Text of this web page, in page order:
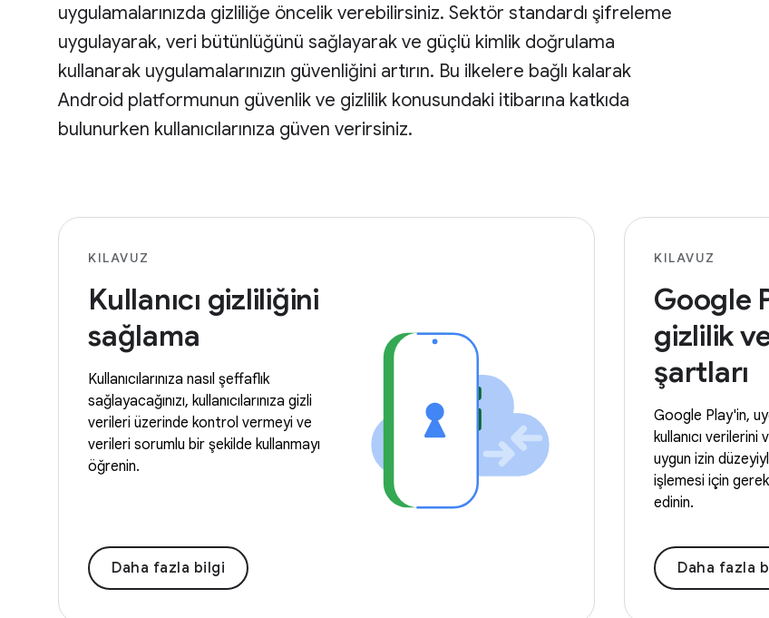
uygulamalarınızda gizliliğe öncelik verebilirsiniz. Sektör standardı şifreleme
uygulayarak, veri bütünlüğünü sağlayarak ve güçlü kimlik doğrulama
kullanarak uygulamalarınızın güvenliğini artırın. Bu ilkelere bağlı kalarak
Android platformunun güvenlik ve gizlilik konusundaki itibarına katkıda
bulunurken kullanıcılarınıza güven verirsiniz.
KILAVUZ
Kullanıcı gizliliğini
sağlama
Kullanıcılarınıza nasıl şeffaflık
sağlayacağınızı, kullanıcılarınıza gizli
verileri üzerinde kontrol vermeyi ve
verileri sorumlu bir şekilde kullanmayı
öğrenin.
Daha fazla bilgi
KILAVUZ
Google
gizlilik
şartları
Google Play'in,
kullanıcı verilerini
uygun izin
işlemesi için
edinin.
Daha fazla